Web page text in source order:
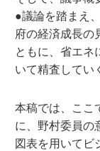
●議論を踏まえ
府の経済成長の
ともに、省エネ
いて精査してい
本稿では、ここ
に、野村委員の
図表を用いてビ